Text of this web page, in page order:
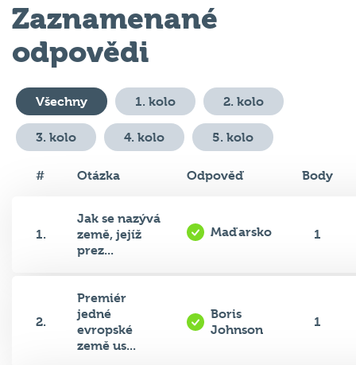
Zaznamenané
odpovědi
Všechny 1. kolo 2. kolo
3. kolo 4. kolo 5. kolo
# Otázka Odpověď Body
1.
Jak se nazývá
země, jejíž
prez...
Maďarsko 1
2.
Premiér
jedné
evropské
země us...
Boris
Johnson
1